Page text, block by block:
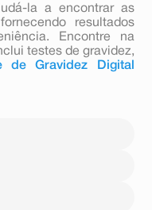
la a encontrar as
resultados
Encontre na
testes de gravidez,
de Gravidez Digital